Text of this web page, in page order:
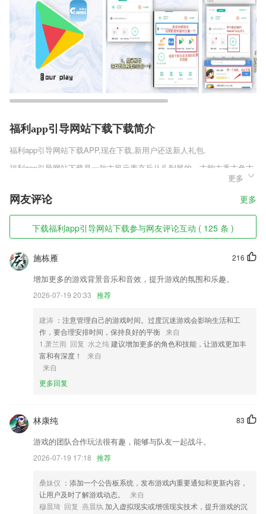
福利app引导网站下载下载简介
福利app引导网站下载APP,现在下载,新用户还送新人礼包.
福利app引导网站下载是一款古风元素充斥从头到尾的，古韵古香古色古
美的文字向手游。传统唯美古风芳华，美不胜收的古国爱恨情仇绝对会让
每一个玩家都想穿越时光机，来到时光了另一头，亲身感受着美轮美奂的
绝美古风世界。喜欢这酷游戏的玩家赶快预约吧。
福利app引导网站下载软件特色
1,极快完美转换；
2,【4】后台播放人性化，灌灌耳音很方便，磁带碟片go away!
3,设置消息推送，最新招聘消息动态更新，第一时间消息推送提醒；
4,隐私保护
6,身边新闻，一秒即达
福利app引导网站下载软件优势
1.·非常多的名师在线免费直播，帮助大家分析各个知识点
2.毫不费劲的学习状态与合适你的学习方法
4.填补管弦乐陪练市场空白
5.操作非常简单，上手就能会
6.查看证书，快捷方便，手机轻松就可以去查看
福利app引导网站下载更新了什么?
开发商：深圳市迅雷游戏开发有限公司
更多
网友评论 更多
下载福利app引导网站下载参与网友评论互动 ( 125 条 )
216
施栋雁
增加更多的游戏背景音乐和音效，提升游戏的氛围和乐趣。
2026-07-19 20:33 推荐
建涛 ：注意管理自己的游戏时间。过度沉迷游戏会影响生活和工
作，要合理安排时间，保持良好的平衡 来自
1.萧兰雨 回复 水之纯建议增加更多的角色和技能，让游戏更加丰
富和有深度！
来自
来自
更多回复
83
林康纯
游戏的团队合作玩法很有趣，能够与队友一起战斗。
2026-07-19 17:18 推荐
桑妹仪 ：添加一个公告板系统，发布游戏内重要通知和更新内容，
让用户及时了解游戏动态。
来自
穆晨琦 回复 燕晨纨 加入虚拟现实或增强现实技术，提升游戏的沉